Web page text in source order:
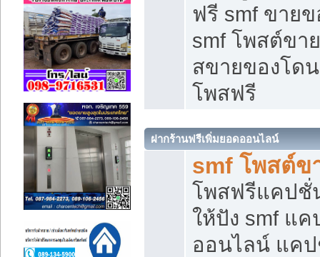
ฟรี smf ขาย
smf โพสต์ขา
สขายของโด
โพสฟรี
ฝากร้านฟรีเพิ่มยอดออนไลน์
smf โพสต์ข
โพสฟรีแคปชั่
ให้ปัง smf แ
ออนไลน์ แค